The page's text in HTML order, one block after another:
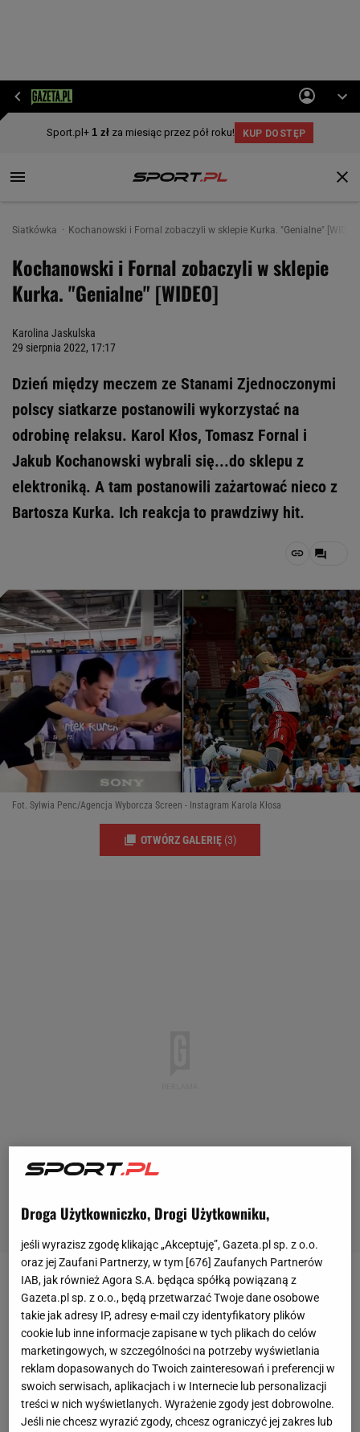
Siatkówka Kochanowski i Fornal zobaczyli w sklepie Kurka. "Genialne"
Kochanowski i Fornal zobaczyli w sklepie
Kurka. "Genialne" [WIDEO]
Karolina Jaskulska
29 sierpnia 2022, 17:17
Dzień między meczem ze Stanami Zjednoczonymi
polscy siatkarze postanowili wykorzystać na
odrobinę relaksu. Karol Kłos, Tomasz Fornal i
Jakub Kochanowski wybrali się...do sklepu z
elektroniką. A tam postanowili zażartować nieco z
Bartosza Kurka. Ich reakcja to prawdziwy hit.
Fot. Sylwia Penc/Agencja Wyborcza Screen - Instagram Karola Kłosa
OTWÓRZ GALERIĘ (3)
Reprezentacja Polski wsiatkówceudanie
rozpoczęła tegoroczne mistrzostwa świata. Polacy
wygrali 3:0 z Bułgarią orazMeksykiem i są już pewni
gry w 1/8 finału. We wtorek czeka ich starcie ze
Stanami Zjednoczonymi, w którym rozstrzygnie się,
kto zajmie pierwsze miejsce w grupie.
Droga Użytkowniczko, Drogi Użytkowniku,
jeśli wyrazisz zgodę klikając „Akceptuję”, Gazeta.pl sp. z o.o.
oraz jej Zaufani Partnerzy, w tym [676] Zaufanych Partnerów
IAB, jak również Agora S.A. będąca spółką powiązaną z
Gazeta.pl sp. z o.o., będą przetwarzać Twoje dane osobowe
takie jak adresy IP, adresy e-mail czy identyfikatory plików
cookie lub inne informacje zapisane w tych plikach do celów
marketingowych, w szczególności na potrzeby wyświetlania
reklam dopasowanych do Twoich zainteresowań i preferencji w
swoich serwisach, aplikacjach i w Internecie lub personalizacji
treści w nich wyświetlanych. Wyrażenie zgody jest dobrowolne.
Jeśli nie chcesz wyrazić zgody, chcesz ograniczyć jej zakres lub